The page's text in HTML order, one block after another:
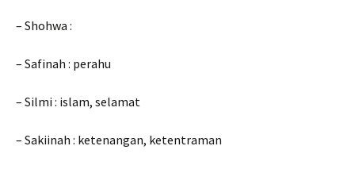
– Shohwa :
– Safinah : perahu
– Silmi : islam, selamat
– Sakiinah : ketenangan, ketentraman